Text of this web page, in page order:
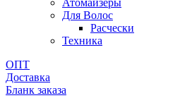
Атомайзеры
Для Волос
Расчески
Техника
ОПТ
Доставка
Бланк заказа